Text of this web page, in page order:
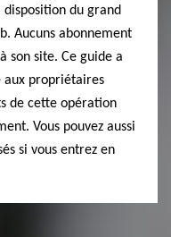
disposition du grand
Aucuns abonnement
son site. Ce guide a
propriétaires
de cette opération
Vous pouvez aussi
si vous entrez en